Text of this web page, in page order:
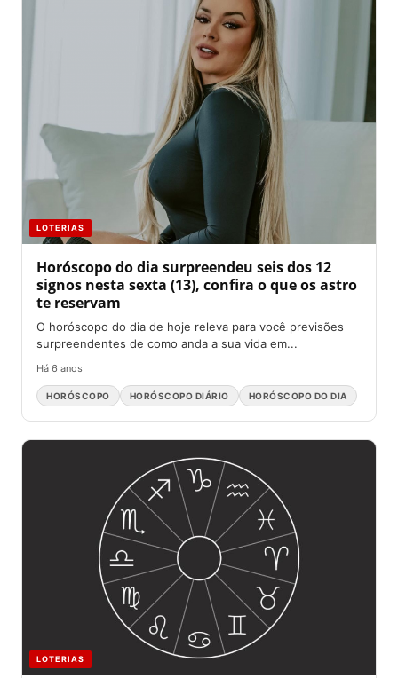
LOTERIAS
Horóscopo do dia surpreendeu seis dos 12
signos nesta sexta (13), confira o que os astro
te reservam
O horóscopo do dia de hoje releva para você previsões
surpreendentes de como anda a sua vida em...
Há 6 anos
HORÓSCOPO HORÓSCOPO DIÁRIO HORÓSCOPO DO DIA
LOTERIAS